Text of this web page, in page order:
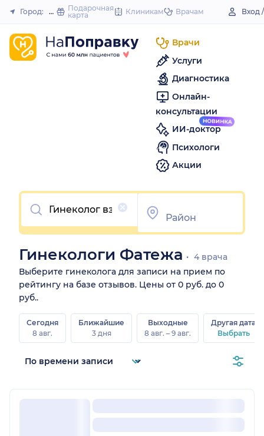
to
Закрыть
Город: ФатежПодарочная
карта
Клиникам Врачам Вход
Врачи
Услуги
Диагностика
Онлайн-
консультации
ИИ-доктор
Психологи
Акции
Очистить
Гинекологи Фатежа
4 врача
Выберите гинеколога для записи на прием по
рейтингу на базе отзывов. Цены от 0 руб. до 0
руб..
Сегодня
8 авг.
Ближайшие
3 дня
Выходные
8 авг. – 9 авг.
Другая дата
Выбрать